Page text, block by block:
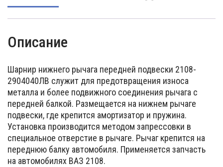
Описание
Шарнир нижнего рычага передней подвески 2108-
2904040ЛВ служит для предотвращения износа
металла и более подвижного соединения рычага с
передней балкой. Размещается на нижнем рычаге
подвески, где крепится амортизатор и пружина.
Установка производится методом запрессовки в
специальное отверстие в рычаге. Рычаг крепится на
переднюю балку автомобиля. Применяется запчасть
на автомобилях ВАЗ 2108.